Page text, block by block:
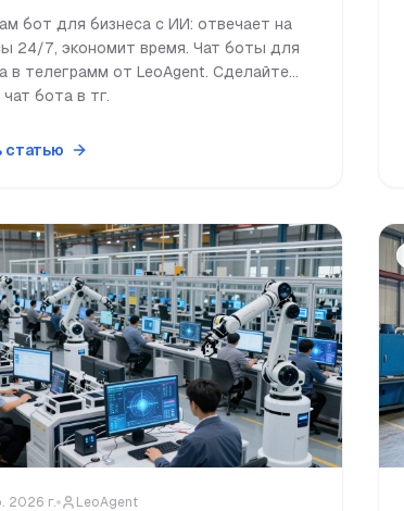
бот для бизнеса с ИИ: отвечает на
24/7, экономит время. Чат боты для
в телеграмм от LeoAgent. Сделайте
чат бота в тг.
статью
2026 г. LeoAgent